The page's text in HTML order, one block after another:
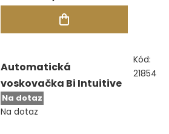
Na dotaz
Automatická
voskovačka Bi Intuitive
Na dotaz
Kód:
21854